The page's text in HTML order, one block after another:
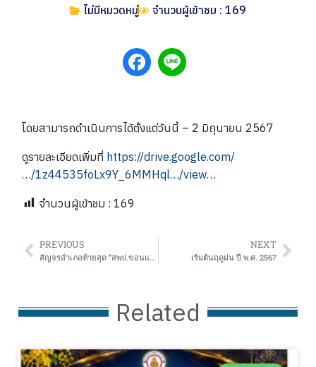
ไม่มีหมวดหมู่
จำนวนผู้เข้าชม : 169
โดยสามารถดำเนินการได้ตั้งแต่วันนี้ – 2 มิถุนายน 2567
ดูรายละเอียดเพิ่มที่ https://drive.google.com/
…/1z44535foLx9Y_6MMHql…/view…
จำนวนผู้เข้าชม : 169
PREVIOUS
สัญจรอำเภอท้ายสุด “สพป.ขอนแก่น เขต 2 พบเพื่อนครู” ประจำปีการศึกษา 2567 อำเภอชนบท
NEXT
เริ่มต้นฤดูฝน ปี พ.ศ. 2567
Related